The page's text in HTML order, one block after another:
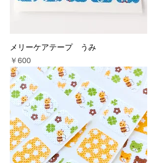
メリーケアテープ うみ
価格
￥600